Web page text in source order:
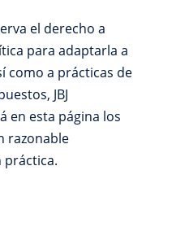
el derecho a
para adaptarla a
como a prácticas de
JBJ
en esta página los
razonable
práctica.